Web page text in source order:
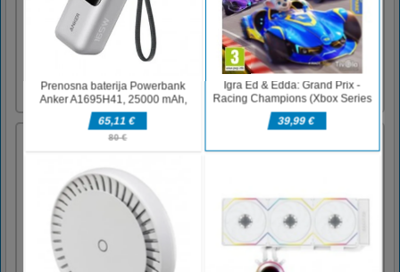
igrate brezplačno. Princesko je zmaj aretiral.
Vitez mora reševati svojo ljubimko princeso.
Zdaj nadzirate viteza, da razbije grad in zbira
zlata za posodobitev njegovega orožja in
opreme. Pritisnite in tapnite zaslon za
premikanje i [...]
ljubljenčka: mačko Kiki in psičko Fifi.
Privoščite si penečo kopel, tuširajte se,
pospravite, skrtačite dlako, nalakirajte nohte
in oblikujte popolne obleke za svoje virtualne
ljubljenčke. Zgradite hišo in oblikujte najslajši
dom zanje [...]